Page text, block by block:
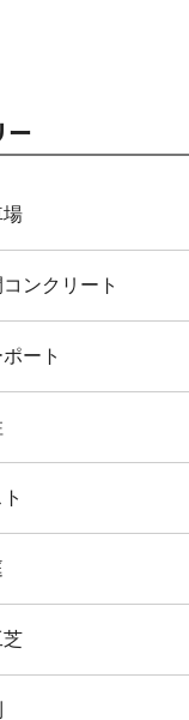
ー
場
ンクリート
ート
芝